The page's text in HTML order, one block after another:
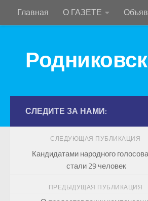
Перейти к содержимому
Главная О ГАЗЕТЕ
СЛЕДИТЕ ЗА НАМИ:
СЛЕДУЮЩАЯ ПУБЛИКАЦИЯ
Кандидатами народного
стали 29 человек
ПРЕДЫДУЩАЯ ПУБЛИКАЦИЯ